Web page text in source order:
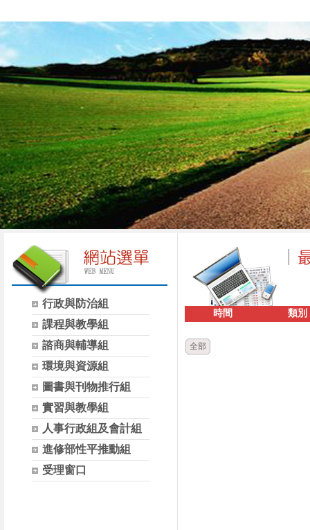
行政與防治組
課程與教學組
諮商與輔導組
環境與資源組
圖書與刊物推行組
實習與教學組
人事行政組及會計組
進修部性平推動組
受理窗口
時間 類別
全部